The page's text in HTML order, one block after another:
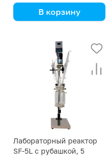
В корзину
Лабораторный реактор
SF-5L с рубашкой, 5